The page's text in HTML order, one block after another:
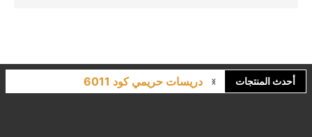
أحدث المنتجات
دريسات حريمي كود 6011